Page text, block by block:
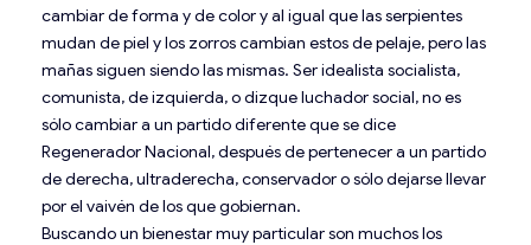
cambiar de forma y de color y al igual que las serpientes
mudan de piel y los zorros cambian estos de pelaje, pero las
mañas siguen siendo las mismas. Ser idealista socialista,
comunista, de izquierda, o dizque luchador social, no es
sólo cambiar a un partido diferente que se dice
Regenerador Nacional, después de pertenecer a un partido
de derecha, ultraderecha, conservador o sólo dejarse llevar
por el vaivén de los que gobiernan.
Buscando un bienestar muy particular son muchos los